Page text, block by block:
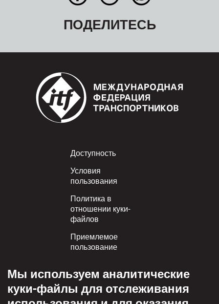
ПОДЕЛИТЕСЬ
Footer
Доступность
Условия
пользования
Политика в
отношении куки-
файлов
Приемлемое
пользование
конфиденциальности
Политика взаимного
Мы используем аналитические
куки-файлы для отслеживания